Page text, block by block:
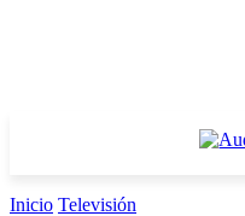
Inicio Televisión